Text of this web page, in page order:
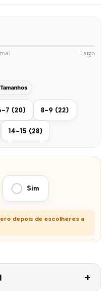
Largo
7 (20) 8-9 (22)
14-15 (28)
Sim
depois de escolheres a